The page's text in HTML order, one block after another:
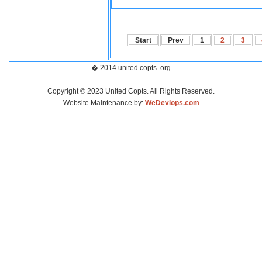
Start Prev 1 2 3
� 2014 united copts .org
Copyright © 2023 United Copts. All Rights Reserved.
Website Maintenance by: WeDevlops.com